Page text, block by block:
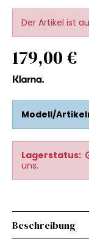
Der Artikel ist
179,00 €
Modell/
Lagerstatus:
uns.
Beschreibung